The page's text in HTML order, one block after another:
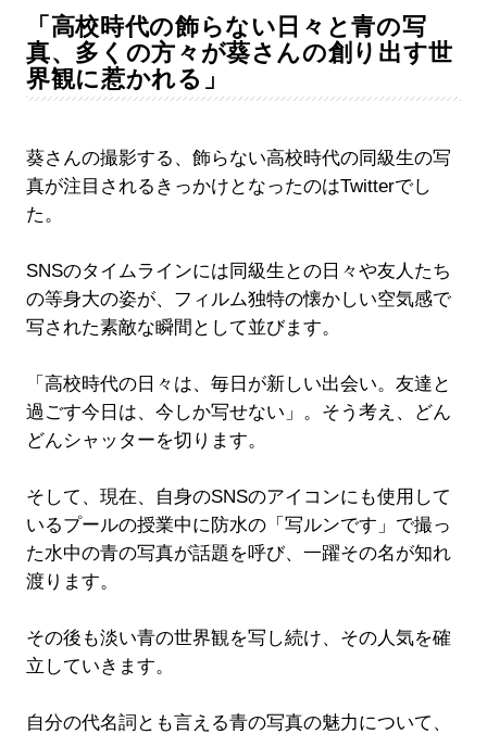
「高校時代の飾らない日々と青の写
真、多くの方々が葵さんの創り出す世
界観に惹かれる」
葵さんの撮影する、飾らない高校時代の同級生の写
真が注目されるきっかけとなったのはTwitterでし
た。
SNSのタイムラインには同級生との日々や友人たち
の等身大の姿が、フィルム独特の懐かしい空気感で
写された素敵な瞬間として並びます。
「高校時代の日々は、毎日が新しい出会い。友達と
過ごす今日は、今しか写せない」。そう考え、どん
どんシャッターを切ります。
そして、現在、自身のSNSのアイコンにも使用して
いるプールの授業中に防水の「写ルンです」で撮っ
た水中の青の写真が話題を呼び、一躍その名が知れ
渡ります。
その後も淡い青の世界観を写し続け、その人気を確
立していきます。
自分の代名詞とも言える青の写真の魅力について、